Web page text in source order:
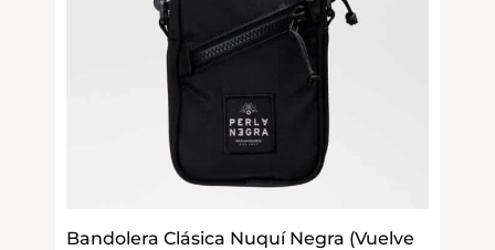
Bandolera Clásica Nuquí Negra (Vuelve